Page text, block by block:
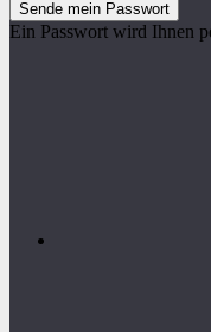
Ein Passwort wird Ihnen